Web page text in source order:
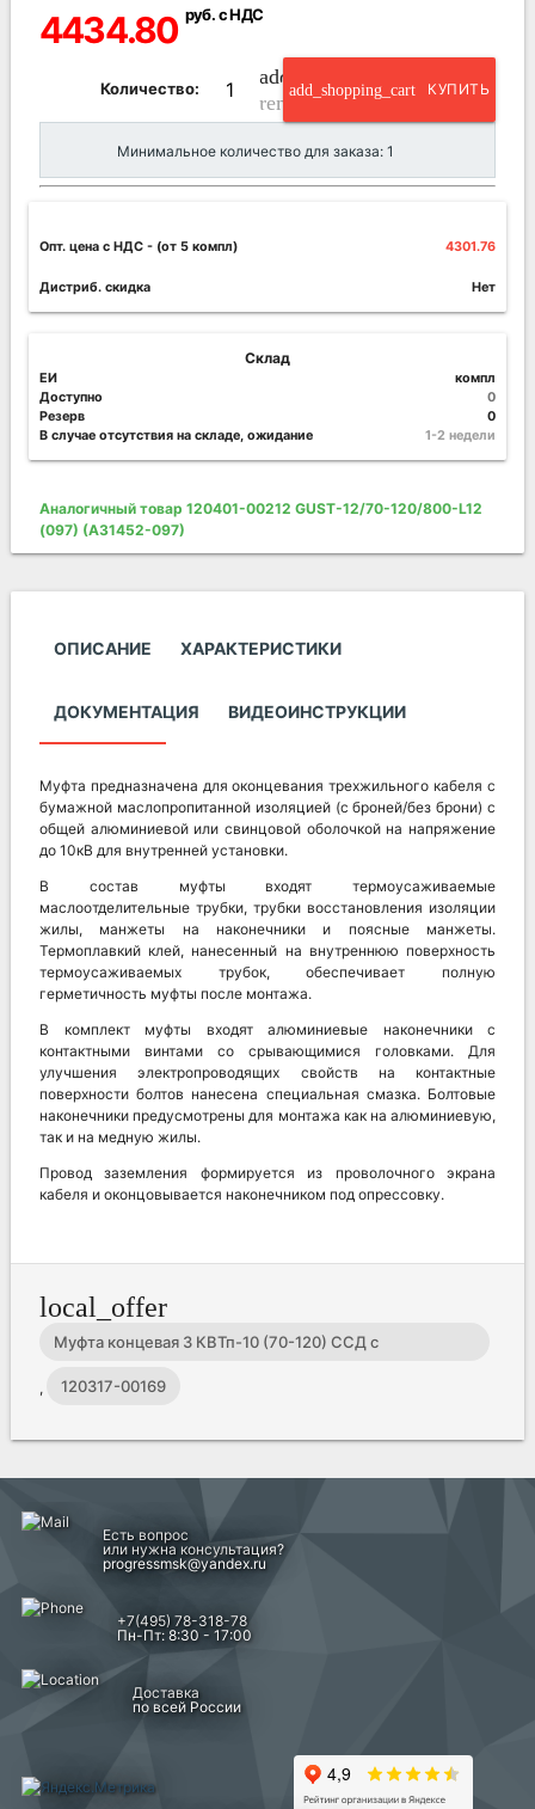
4434.80 руб. с НДС
Количество:
add_circle_outline
remove_circle_outline
add_shopping_cart КУПИТЬ
Минимальное количество для заказа: 1
Опт. цена c НДС - (от 5 компл) 4301.76
Дистриб. скидка Нет
Склад
ЕИ
компл
Доступно
0
Резерв
0
В случае отсутствия на складе, ожидание
1-2 недели
Аналогичный товар 120401-00212 GUST-12/70-120/800-L12
(097) (A31452-097)
ОПИСАНИЕ ХАРАКТЕРИСТИКИ
ДОКУМЕНТАЦИЯ ВИДЕОИНСТРУКЦИИ
Муфта предназначена для оконцевания трехжильного кабеля с
бумажной маслопропитанной изоляцией (с броней/без брони) с
общей алюминиевой или свинцовой оболочкой на напряжение
до 10кВ для внутренней установки.
В состав муфты входят термоусаживаемые
маслоотделительные трубки, трубки восстановления изоляции
жилы, манжеты на наконечники и поясные манжеты.
Термоплавкий клей, нанесенный на внутреннюю поверхность
термоусаживаемых трубок, обеспечивает полную
герметичность муфты после монтажа.
В комплект муфты входят алюминиевые наконечники с
контактными винтами со срывающимися головками. Для
улучшения электропроводящих свойств на контактные
поверхности болтов нанесена специальная смазка. Болтовые
наконечники предусмотрены для монтажа как на алюминиевую,
так и на медную жилы.
Провод заземления формируется из проволочного экрана
кабеля и оконцовывается наконечником под опрессовку.
local_offer
Муфта концевая 3 КВТп-10 (70-120) ССД с
наконечниками
, 120317-00169
Есть вопрос
или нужна консультация?
progressmsk@yandex.ru
+7(495) 78-318-78
Пн-Пт: 8:30 - 17:00
Доставка
по всей России